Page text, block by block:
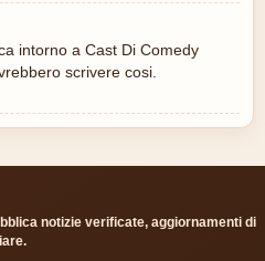
intorno a Cast Di Comedy
scrivere cosi.
notizie verificate, aggiornamenti di